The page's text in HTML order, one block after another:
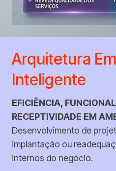
Arquitetura
Inteligente
EFICIÊNCIA,
RECEPTIVIDADE EM
Desenvolvimento de
implantação ou
internos do negócio.